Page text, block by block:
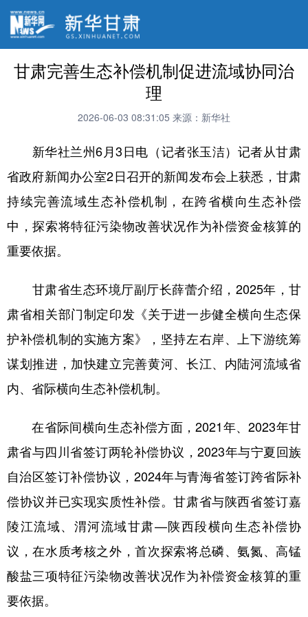
甘肃完善生态补偿机制促进流域协同治
理
2026-06-03 08:31:05 来源：新华社
新华社兰州6月3日电（记者张玉洁）记者从甘肃
省政府新闻办公室2日召开的新闻发布会上获悉，甘肃
持续完善流域生态补偿机制，在跨省横向生态补偿
中，探索将特征污染物改善状况作为补偿资金核算的
重要依据。
甘肃省生态环境厅副厅长薛蕾介绍，2025年，甘
肃省相关部门制定印发《关于进一步健全横向生态保
护补偿机制的实施方案》，坚持左右岸、上下游统筹
谋划推进，加快建立完善黄河、长江、内陆河流域省
内、省际横向生态补偿机制。
在省际间横向生态补偿方面，2021年、2023年甘
肃省与四川省签订两轮补偿协议，2023年与宁夏回族
自治区签订补偿协议，2024年与青海省签订跨省际补
偿协议并已实现实质性补偿。甘肃省与陕西省签订嘉
陵江流域、渭河流域甘肃—陕西段横向生态补偿协
议，在水质考核之外，首次探索将总磷、氨氮、高锰
酸盐三项特征污染物改善状况作为补偿资金核算的重
要依据。